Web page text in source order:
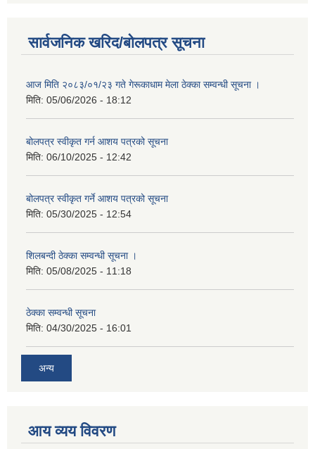
सार्वजनिक खरिद/बोलपत्र सूचना
आज मिति २०८३/०१/२३ गते गेरूकाधाम मेला ठेक्का सम्वन्धी सूचना ।
मिति: 05/06/2026 - 18:12
बोलपत्र स्वीकृत गर्न आशय पत्रको सूचना
मिति: 06/10/2025 - 12:42
बोलपत्र स्वीकृत गर्ने आशय पत्रको सूचना
मिति: 05/30/2025 - 12:54
शिलबन्दी ठेक्का सम्वन्धी सूचना ।
मिति: 05/08/2025 - 11:18
ठेक्का सम्वन्धी सूचना
मिति: 04/30/2025 - 16:01
अन्य
आय व्यय विवरण